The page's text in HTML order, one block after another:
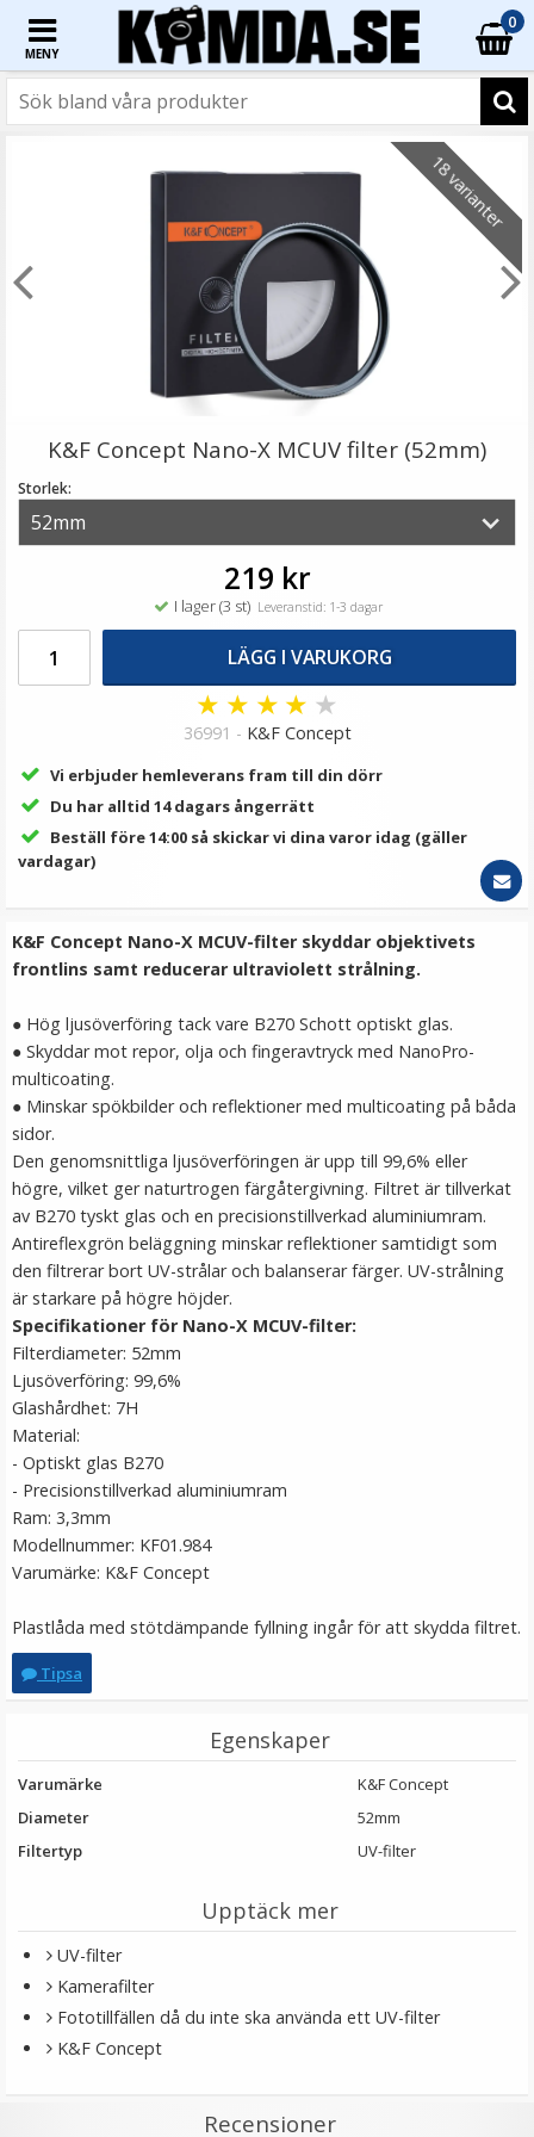
MENY
0
18 varianter
K&F Concept Nano-X MCUV filter (52mm)
Storlek:
219 kr
I lager (3 st) Leveranstid: 1-3 dagar
LÄGG I VARUKORG
★ ★ ★ ★ ★
36991 - K&F Concept
Vi erbjuder hemleverans fram till din dörr
Du har alltid 14 dagars ångerrätt
Beställ före 14:00 så skickar vi dina varor idag (gäller
vardagar)
K&F Concept Nano-X MCUV-filter skyddar objektivets
frontlins samt reducerar ultraviolett strålning.
● Hög ljusöverföring tack vare B270 Schott optiskt glas.
● Skyddar mot repor, olja och fingeravtryck med NanoPro-
multicoating.
● Minskar spökbilder och reflektioner med multicoating på båda
sidor.
Den genomsnittliga ljusöverföringen är upp till 99,6% eller
högre, vilket ger naturtrogen färgåtergivning. Filtret är tillverkat
av B270 tyskt glas och en precisionstillverkad aluminiumram.
Antireflexgrön beläggning minskar reflektioner samtidigt som
den filtrerar bort UV-strålar och balanserar färger. UV-strålning
är starkare på högre höjder.
Specifikationer för Nano-X MCUV-filter:
Filterdiameter: 52mm
Ljusöverföring: 99,6%
Glashårdhet: 7H
Material:
- Optiskt glas B270
- Precisionstillverkad aluminiumram
Ram: 3,3mm
Modellnummer: KF01.984
Varumärke: K&F Concept
Plastlåda med stötdämpande fyllning ingår för att skydda filtret.
Tipsa
Egenskaper
Varumärke
K&F Concept
Diameter
52mm
Filtertyp
UV-filter
Upptäck mer
UV-filter
Kamerafilter
Fototillfällen då du inte ska använda ett UV-filter
K&F Concept
Recensioner